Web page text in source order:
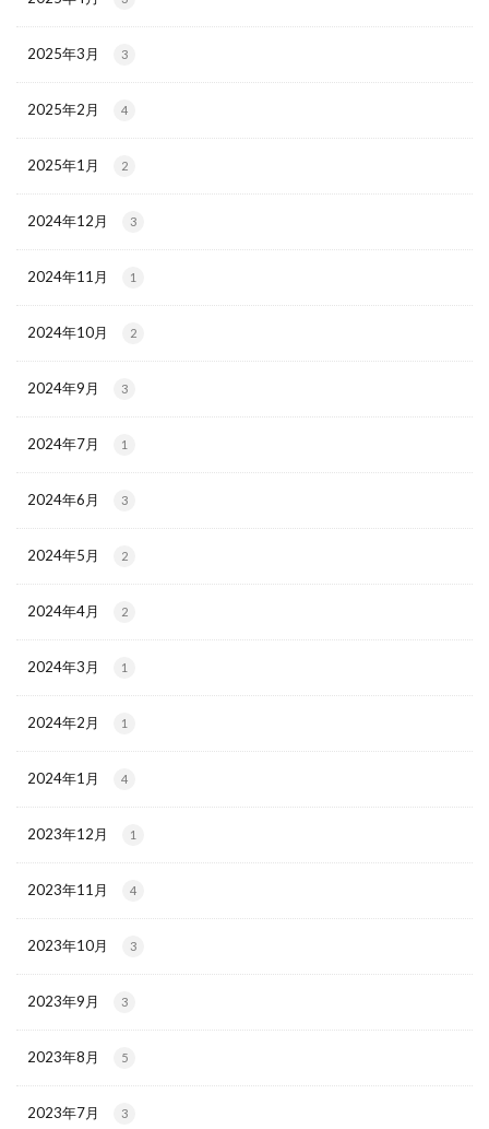
2025年3月 3
2025年2月 4
2025年1月 2
2024年12月 3
2024年11月 1
2024年10月 2
2024年9月 3
2024年7月 1
2024年6月 3
2024年5月 2
2024年4月 2
2024年3月 1
2024年2月 1
2024年1月 4
2023年12月 1
2023年11月 4
2023年10月 3
2023年9月 3
2023年8月 5
2023年7月 3